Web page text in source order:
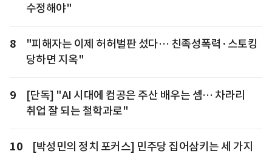
수정해야"
8
"피해자는 이제 허허벌판 섰다… 친족성폭력·스토킹
당하면 지옥"
9
[단독] "AI 시대에 컴공은 주산 배우는 셈… 차라리
취업 잘 되는 철학과로"
10
[박성민의 정치 포커스] 민주당 집어삼키는 세 가지